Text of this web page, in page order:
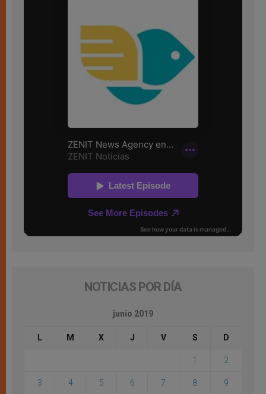
NOTICIAS POR DÍA
junio 2019
L M X J V S D
1 2
3 4 5 6 7 8 9